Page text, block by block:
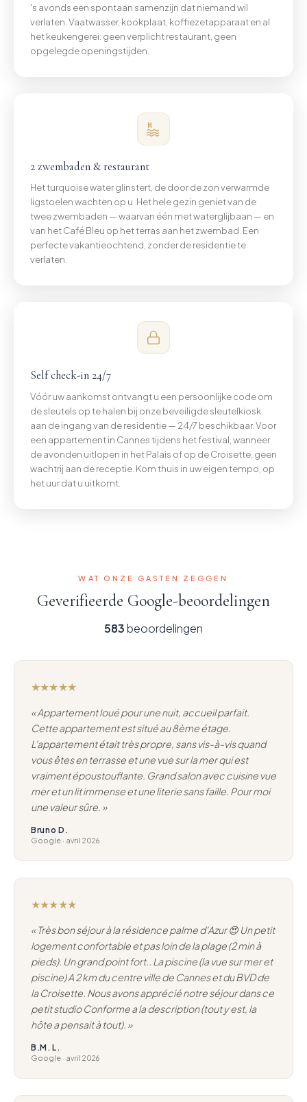
's avonds een spontaan samenzijn dat niemand wil
verlaten. Vaatwasser, kookplaat, koffiezetapparaat en al
het keukengerei: geen verplicht restaurant, geen
opgelegde openingstijden.
2 zwembaden & restaurant
Het turquoise water glinstert, de door de zon verwarmde
ligstoelen wachten op u. Het hele gezin geniet van de
twee zwembaden — waarvan één met waterglijbaan — en
van het Café Bleu op het terras aan het zwembad. Een
perfecte vakantieochtend, zonder de residentie te
verlaten.
Self check-in 24/7
Vóór uw aankomst ontvangt u een persoonlijke code om
de sleutels op te halen bij onze beveiligde sleutelkiosk
aan de ingang van de residentie — 24/7 beschikbaar. Voor
een appartement in Cannes tijdens het festival, wanneer
de avonden uitlopen in het Palais of op de Croisette, geen
wachtrij aan de receptie. Kom thuis in uw eigen tempo, op
het uur dat u uitkomt.
WAT ONZE GASTEN ZEGGEN
Geverifieerde Google-beoordelingen
583beoordelingen
★★★★★
« Appartement loué pour une nuit, accueil parfait.
Cette appartement est situé au 8ème étage.
L'appartement était très propre, sans vis-à-vis quand
vous êtes en terrasse et une vue sur la mer qui est
vraiment époustouflante. Grand salon avec cuisine vue
mer et un lit immense et une literie sans faille. Pour moi
une valeur sûre. »
Bruno D.
Google · avril 2026
★★★★★
« Très bon séjour à la résidence palme d'Azur 😍 Un petit
logement confortable et pas loin de la plage (2 min à
pieds). Un grand point fort.. La piscine (la vue sur mer et
piscine) A 2 km du centre ville de Cannes et du BVD de
la Croisette. Nous avons apprécié notre séjour dans ce
petit studio Conforme a la description (tout y est, la
hôte a pensait à tout). »
B.M. L.
Google · avril 2026